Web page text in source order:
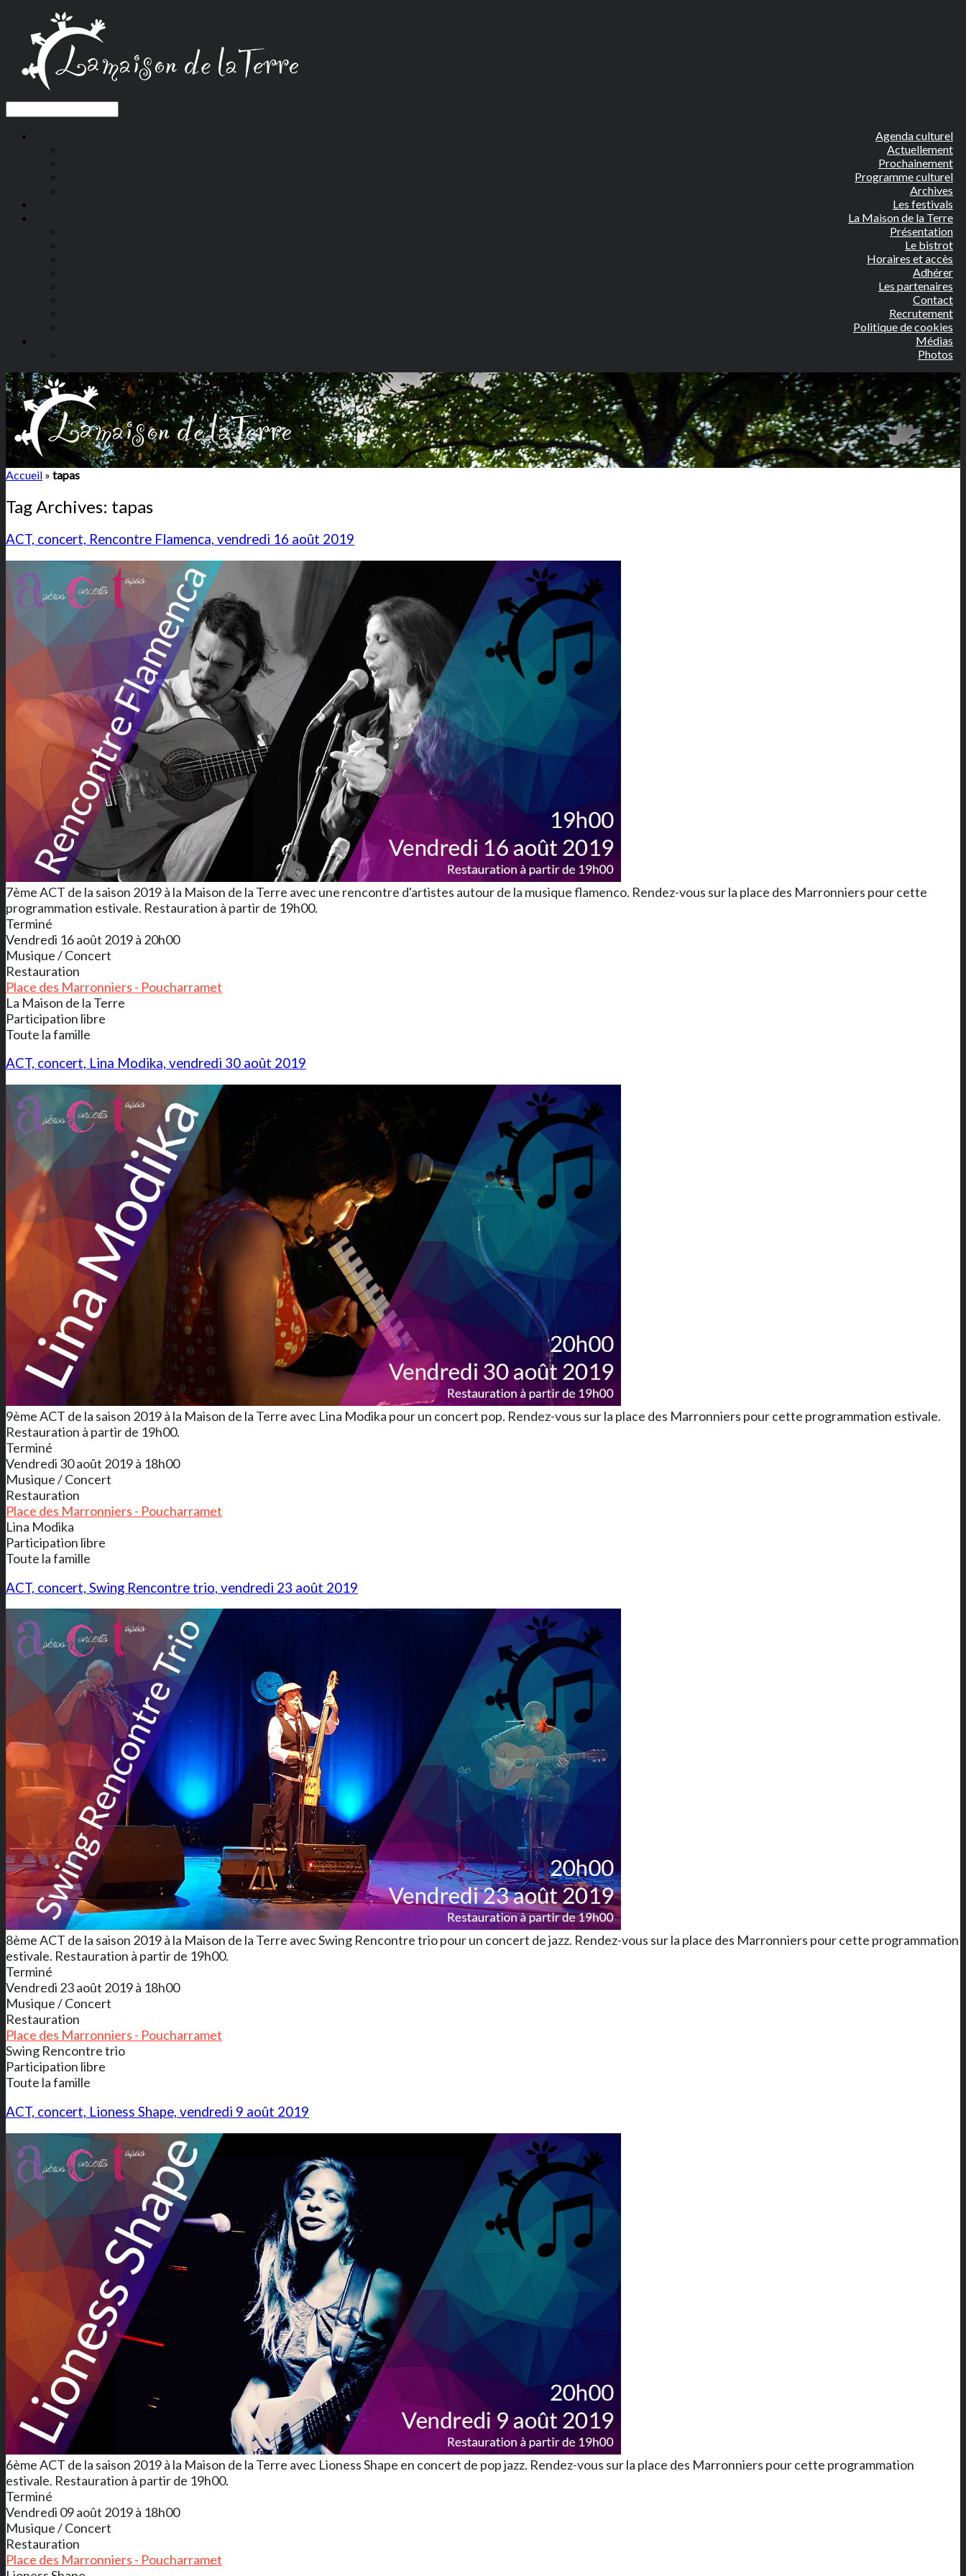
Agenda culturel
Actuellement
Prochainement
Programme culturel
Archives
Les festivals
La Maison de la Terre
Présentation
Le bistrot
Horaires et accès
Adhérer
Les partenaires
Contact
Recrutement
Politique de cookies
Médias
Photos
Accueil » tapas
Tag Archives: tapas
ACT, concert, Rencontre Flamenca, vendredi 16 août 2019
7ème ACT de la saison 2019 à la Maison de la Terre avec une rencontre d'artistes autour de la musique flamenco. Rendez-vous sur la place des Marronniers pour cette
programmation estivale. Restauration à partir de 19h00.
Terminé
Vendredi 16 août 2019 à 20h00
Musique / Concert
Restauration
Place des Marronniers - Poucharramet
La Maison de la Terre
Participation libre
Toute la famille
ACT, concert, Lina Modika, vendredi 30 août 2019
9ème ACT de la saison 2019 à la Maison de la Terre avec Lina Modika pour un concert pop. Rendez-vous sur la place des Marronniers pour cette programmation estivale.
Restauration à partir de 19h00.
Terminé
Vendredi 30 août 2019 à 18h00
Musique / Concert
Restauration
Place des Marronniers - Poucharramet
Lina Modika
Participation libre
Toute la famille
ACT, concert, Swing Rencontre trio, vendredi 23 août 2019
8ème ACT de la saison 2019 à la Maison de la Terre avec Swing Rencontre trio pour un concert de jazz. Rendez-vous sur la place des Marronniers pour cette programmation
estivale. Restauration à partir de 19h00.
Terminé
Vendredi 23 août 2019 à 18h00
Musique / Concert
Restauration
Place des Marronniers - Poucharramet
Swing Rencontre trio
Participation libre
Toute la famille
ACT, concert, Lioness Shape, vendredi 9 août 2019
6ème ACT de la saison 2019 à la Maison de la Terre avec Lioness Shape en concert de pop jazz. Rendez-vous sur la place des Marronniers pour cette programmation
estivale. Restauration à partir de 19h00.
Terminé
Vendredi 09 août 2019 à 18h00
Musique / Concert
Restauration
Place des Marronniers - Poucharramet